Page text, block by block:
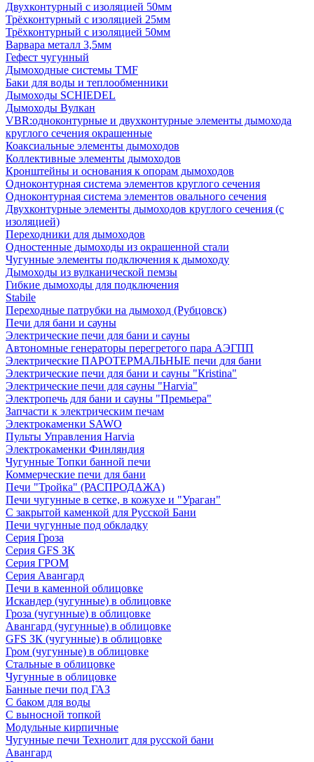
Двухконтурный с изоляцией 50мм
Трёхконтурный с изоляцией 25мм
Трёхконтурный с изоляцией 50мм
Варвара металл 3,5мм
Гефест чугунный
Дымоходные системы TMF
Баки для воды и теплообменники
Дымоходы SCHIEDEL
Дымоходы Вулкан
VBR:одноконтурные и двухконтурные элементы дымохода
круглого сечения окрашенные
Коаксиальные элементы дымоходов
Коллективные элементы дымоходов
Кронштейны и основания к опорам дымоходов
Одноконтурная система элементов круглого сечения
Одноконтурная система элементов овального сечения
Двухконтурные элементы дымоходов круглого сечения (с
изоляцией)
Переходники для дымоходов
Одностенные дымоходы из окрашенной стали
Чугунные элементы подключения к дымоходу
Дымоходы из вулканической пемзы
Гибкие дымоходы для подключения
Stabile
Переходные патрубки на дымоход (Рубцовск)
Печи для бани и сауны
Электрические печи для бани и сауны
Автономные генераторы перегретого пара АЭГПП
Электрические ПАРОТЕРМАЛЬНЫЕ печи для бани
Электрические печи для бани и сауны "Кristina"
Электрические печи для сауны "Harvia"
Электропечь для бани и сауны "Премьера"
Запчасти к электрическим печам
Электрокаменки SAWO
Пульты Управления Harvia
Электрокаменки Финляндия
Чугунные Топки банной печи
Коммерческие печи для бани
Печи "Тройка" (РАСПРОДАЖА)
Печи чугунные в сетке, в кожухе и "Ураган"
С закрытой каменкой для Русской Бани
Печи чугунные под обкладку
Серия Гроза
Серия GFS ЗК
Серия ГРОМ
Серия Авангард
Печи в каменной облицовке
Искандер (чугунные) в облицовке
Гроза (чугунные) в облицовке
Авангард (чугунные) в облицовке
GFS ЗК (чугунные) в облицовке
Гром (чугунные) в облицовке
Стальные в облицовке
Чугунные в облицовке
Банные печи под ГАЗ
С баком для воды
С выносной топкой
Модульные кирпичные
Чугунные печи Технолит для русской бани
Авангард